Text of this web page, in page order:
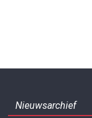
Nieuwsarchief